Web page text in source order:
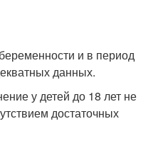
и в период
данных.
у детей до 18 лет не
достаточных